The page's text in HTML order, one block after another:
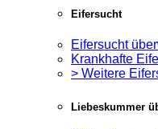
Eifersucht
Eifersucht
Krankhafte
> Weitere
Liebeskummer